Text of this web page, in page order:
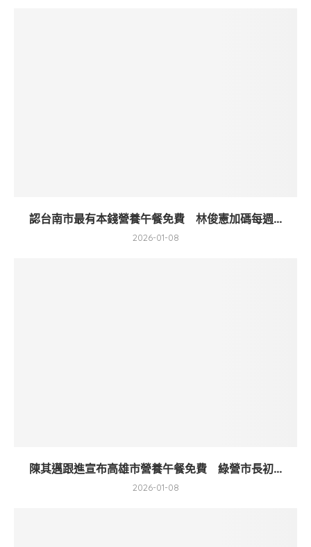
認台南市最有本錢營養午餐免費 林俊憲加碼每週...
2026-01-08
陳其邁跟進宣布高雄市營養午餐免費 綠營市長初...
2026-01-08